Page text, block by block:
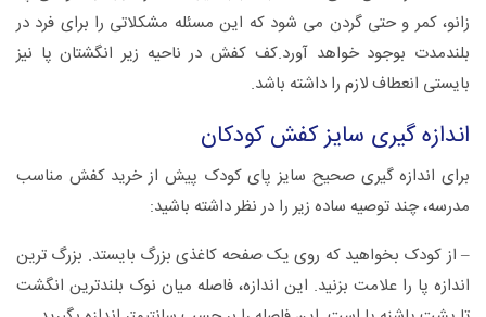
زانو، کمر و حتی گردن می شود که این مسئله مشکلاتی را برای فرد در
بلندمدت بوجود خواهد آورد.کف کفش در ناحیه زیر انگشتان پا نیز
بایستی انعطاف لازم را داشته باشد.
اندازه گیری سایز کفش کودکان
برای اندازه گیری صحیح سایز پای کودک پیش از خرید کفش مناسب
مدرسه، چند توصیه ساده زیر را در نظر داشته باشید:
– از کودک بخواهید که روی یک صفحه کاغذی بزرگ بایستد. بزرگ ترین
اندازه پا را علامت بزنید. این اندازه، فاصله میان نوک بلندترین انگشت